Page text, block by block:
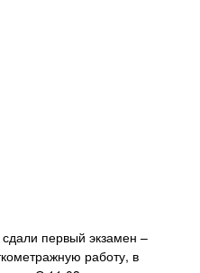
сдали первый экзамен –
работу, в